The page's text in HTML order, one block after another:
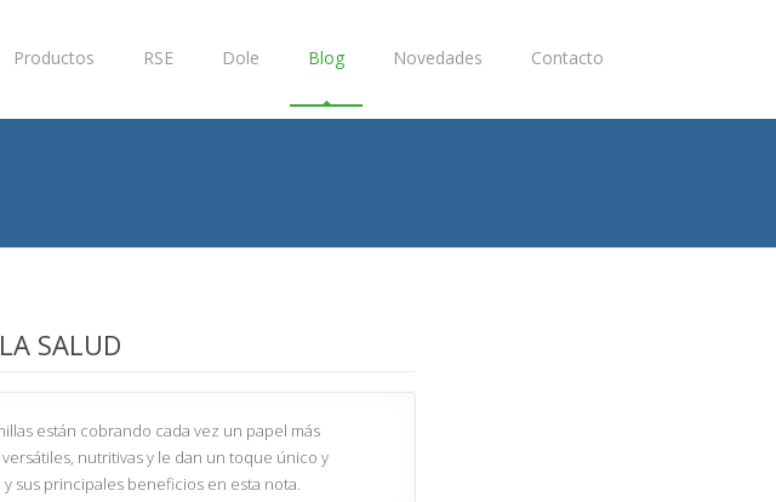
Productos RSE Dole Blog Novedades Contacto
SALUD
están cobrando cada vez un papel más
nutritivas y le dan un toque único y
sus principales beneficios en esta nota.